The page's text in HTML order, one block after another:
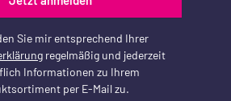
Sie mir entsprechend Ihrer
regelmäßig und jederzeit
Informationen zu Ihrem
per E-Mail zu.